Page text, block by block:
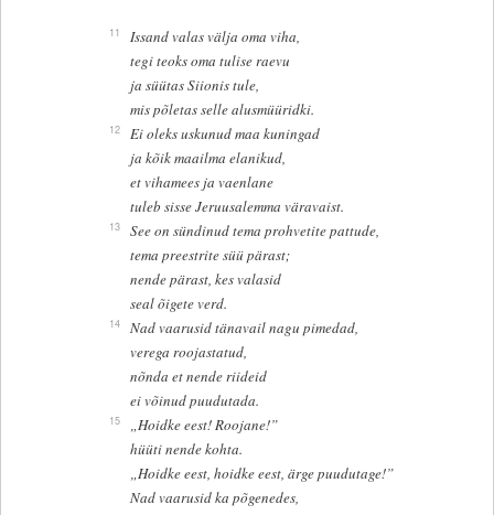
11
Issand valas välja oma viha,
tegi teoks oma tulise raevu
ja süütas Siionis tule,
mis põletas selle alusmüüridki.
12
Ei oleks uskunud maa kuningad
ja kõik maailma elanikud,
et vihamees ja vaenlane
tuleb sisse Jeruusalemma väravaist.
13
See on sündinud tema prohvetite pattude,
tema preestrite süü pärast;
nende pärast, kes valasid
seal õigete verd.
14
Nad vaarusid tänavail nagu pimedad,
verega roojastatud,
nõnda et nende riideid
ei võinud puudutada.
15
„Hoidke eest! Roojane!”
hüüti nende kohta.
„Hoidke eest, hoidke eest, ärge puudutage!”
Nad vaarusid ka põgenedes,